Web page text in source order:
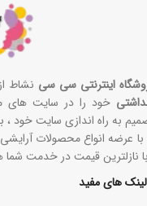
اینترنتی سی سی نشاط از
خود را در سایت های
به راه اندازی سایت خود
با عرضه انواع محصولات
نازلترین قیمت در خدمت
لینک های مفید